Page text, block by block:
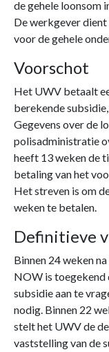
de gehele loonsom
De werkgever
voor de gehele
Voorschot
Het UWV betaalt
berekende
Gegevens over de
polisadministratie
heeft 13 weken de
betaling van het
Het streven is om
weken te betalen.
Definitieve
Binnen 24 weken
NOW is toegekend
subsidie aan te
nodig. Binnen 22
stelt het UWV de
vaststelling van de